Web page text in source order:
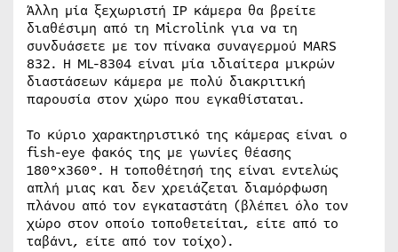
Άλλη μία ξεχωριστή ΙΡ κάμερα θα βρείτε
διαθέσιμη από τη Microlink για να τη
συνδυάσετε με τον πίνακα συναγερμού MARS
832. Η ML-8304 είναι μία ιδιαίτερα μικρών
διαστάσεων κάμερα με πολύ διακριτική
παρουσία στον χώρο που εγκαθίσταται.
Το κύριο χαρακτηριστικό της κάμερας είναι ο
fish-eye φακός της με γωνίες θέασης
180°x360°. Η τοποθέτησή της είναι εντελώς
απλή μιας και δεν χρειάζεται διαμόρφωση
πλάνου από τον εγκαταστάτη (βλέπει όλο τον
χώρο στον οποίο τοποθετείται, είτε από το
ταβάνι, είτε από τον τοίχο).